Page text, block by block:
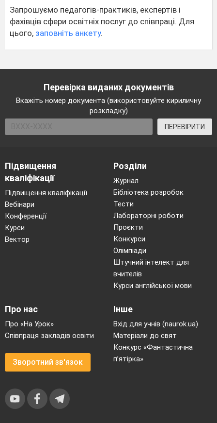
Запрошуємо педагогів-практиків, експертів і
фахівців сфери освітніх послуг до співпраці. Для
цього, заповніть анкету.
Перевірка виданих документів
Вкажіть номер документа (використовуйте кириличну
розкладку)
ПЕРЕВІРИТИ
Підвищення
кваліфікації
Підвищення кваліфікації
Вебінари
Конференції
Курси
Вектор
Розділи
Журнал
Бібліотека розробок
Тести
Лабораторні роботи
Проєкти
Конкурси
Олімпіади
Штучний інтелект для
вчителів
Курси англійської мови
Про нас
Про «На Урок»
Співпраця закладів освіти
Зворотний зв'язок
Інше
Вхід для учнів (naurok.ua)
Матеріали до свят
Конкурс «Фантастична
п’ятірка»